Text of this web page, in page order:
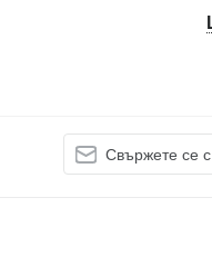
Свържете се